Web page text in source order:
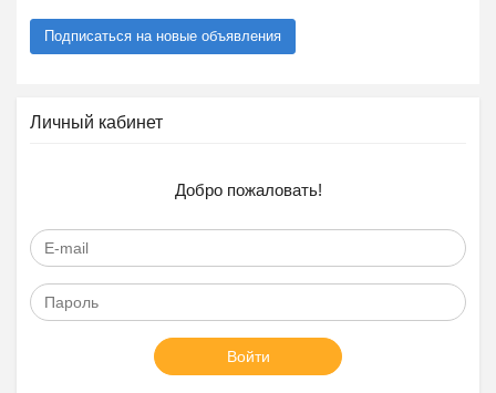
Подписаться на новые объявления
Личный кабинет
Добро пожаловать!
Войти